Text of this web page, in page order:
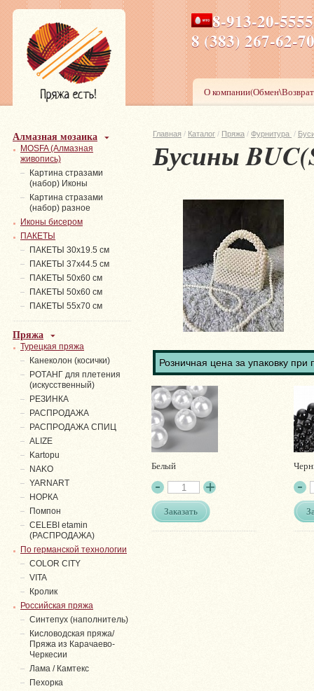
8-913-20-
8 (383) 267-
ПН-ПТ 8-17,СБ-ВС 9-
О
Главная / Каталог / Пряжа / Фурнитура /
Бусины
Розничная цена за упаковку при
Белый
Заказать
Алмазная мозаика
MOSFA (Алмазная
живопись)
Картина стразами
(набор) Иконы
Картина стразами
(набор) разное
Иконы бисером
ПАКЕТЫ
ПАКЕТЫ 30х19.5 см
ПАКЕТЫ 37х44.5 см
ПАКЕТЫ 50х60 см
ПАКЕТЫ 50х60 см
ПАКЕТЫ 55х70 см
Пряжа
Турецкая пряжа
Канеколон (косички)
РОТАНГ для плетения
(искусственный)
PЕЗИНКА
РАСПРОДАЖА
РАСПРОДАЖА СПИЦ
ALIZE
Kartopu
NAKO
YARNART
НОРКА
Помпон
СELEBI etamin
(РАСПРОДАЖА)
По германской технологии
COLOR CITY
VITA
Кролик
Российская пряжа
Синтепух (наполнитель)
Кисловодская пряжа/
Пряжа из Карачаево-
Черкесии
Лама / Камтекс
Пехорка